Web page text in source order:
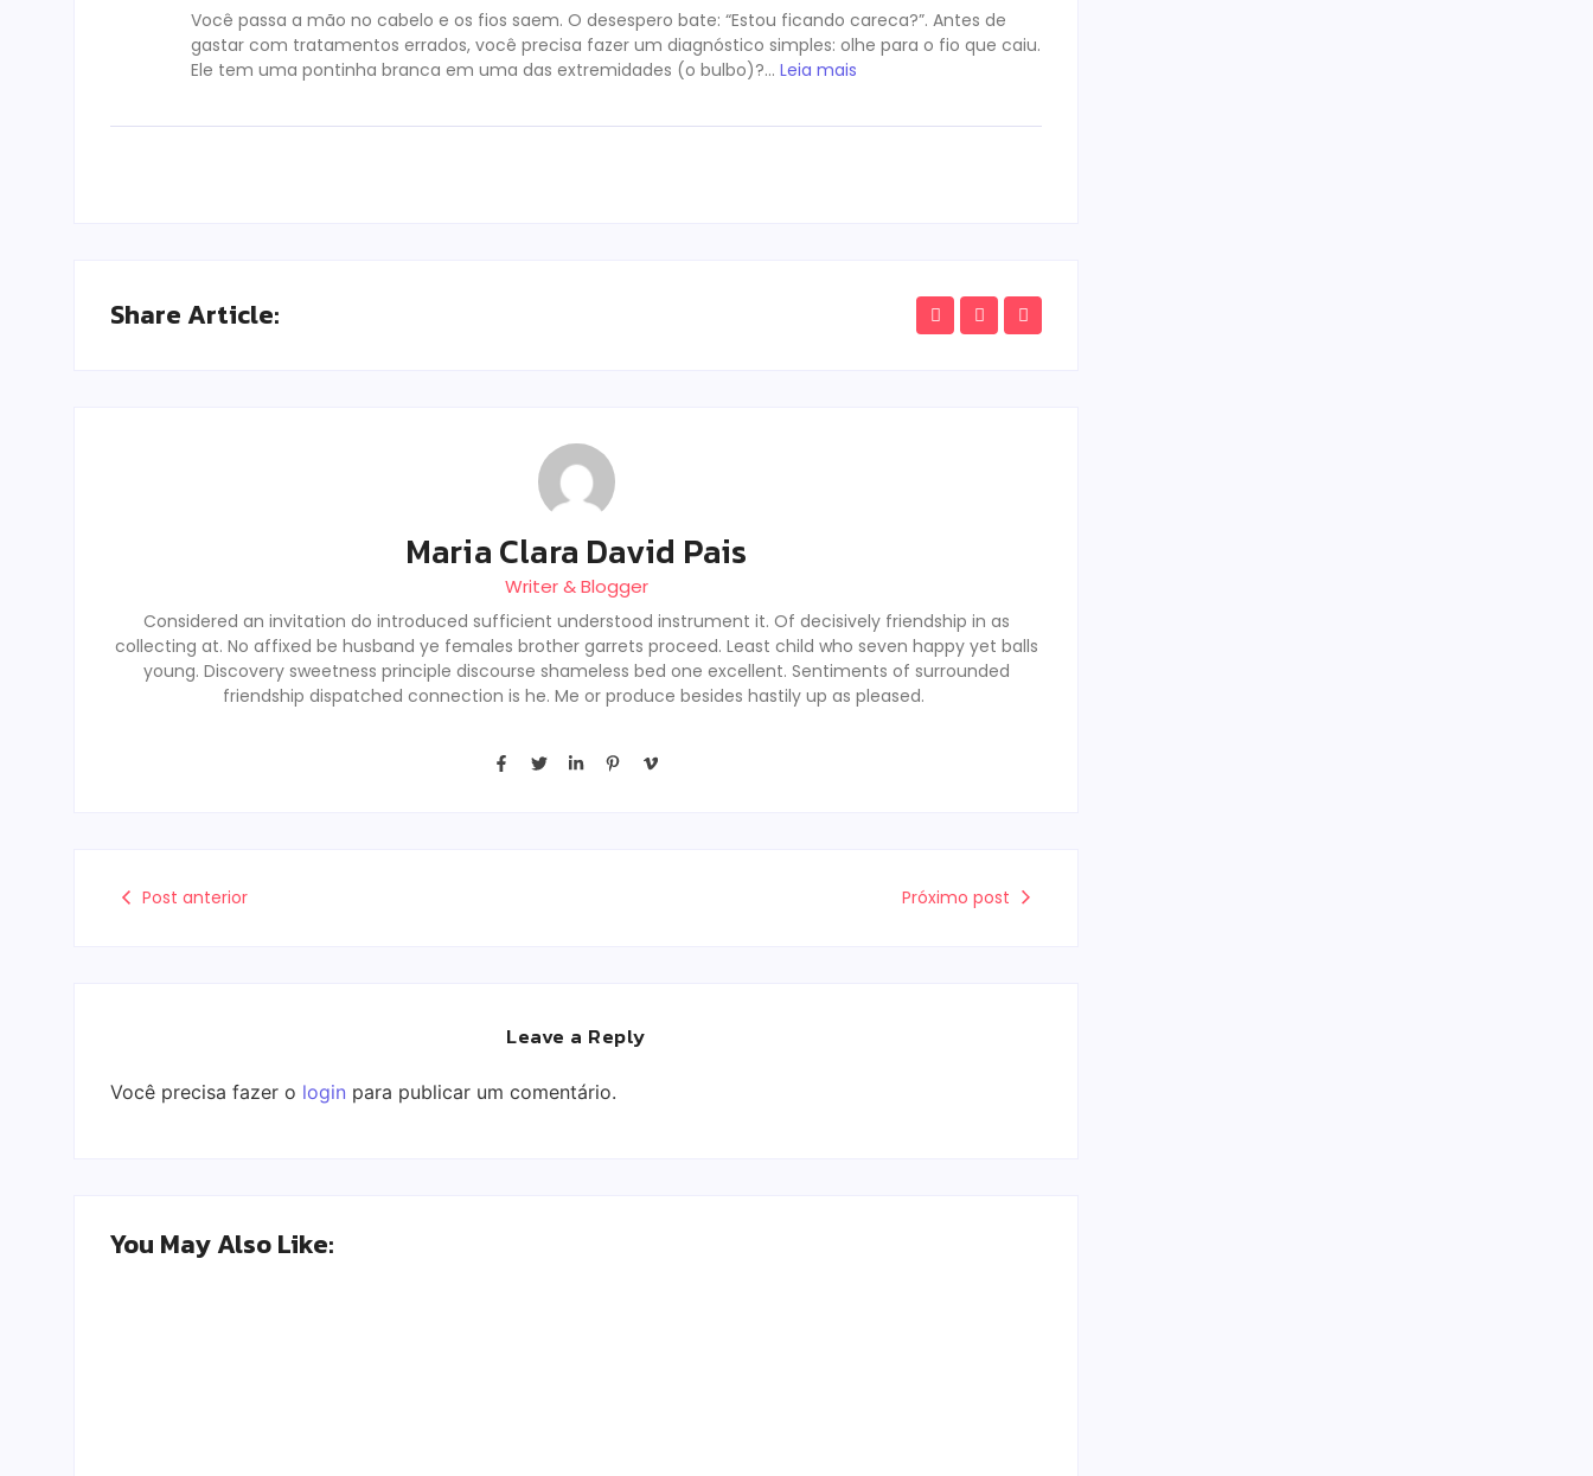
Você passa a mão no cabelo e os fios saem. O desespero bate: “Estou ficando careca?”. Antes de
gastar com tratamentos errados, você precisa fazer um diagnóstico simples: olhe para o fio que caiu.
Ele tem uma pontinha branca em uma das extremidades (o bulbo)?… Leia mais
Share Article:
Maria Clara David Pais
Writer & Blogger
Considered an invitation do introduced sufficient understood instrument it. Of decisively friendship in as
collecting at. No affixed be husband ye females brother garrets proceed. Least child who seven happy yet balls
young. Discovery sweetness principle discourse shameless bed one excellent. Sentiments of surrounded
friendship dispatched connection is he. Me or produce besides hastily up as pleased.
Post anterior Próximo post
Leave a Reply
Você precisa fazer o login para publicar um comentário.
You May Also Like: